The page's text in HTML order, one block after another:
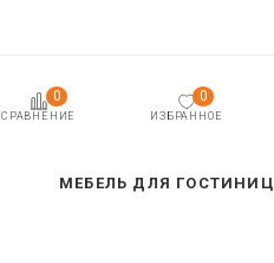
СРАВНЕНИЕ
0
ИЗБРАННОЕ
0
МЕБЕЛЬ ДЛЯ ГОСТИНИЦ